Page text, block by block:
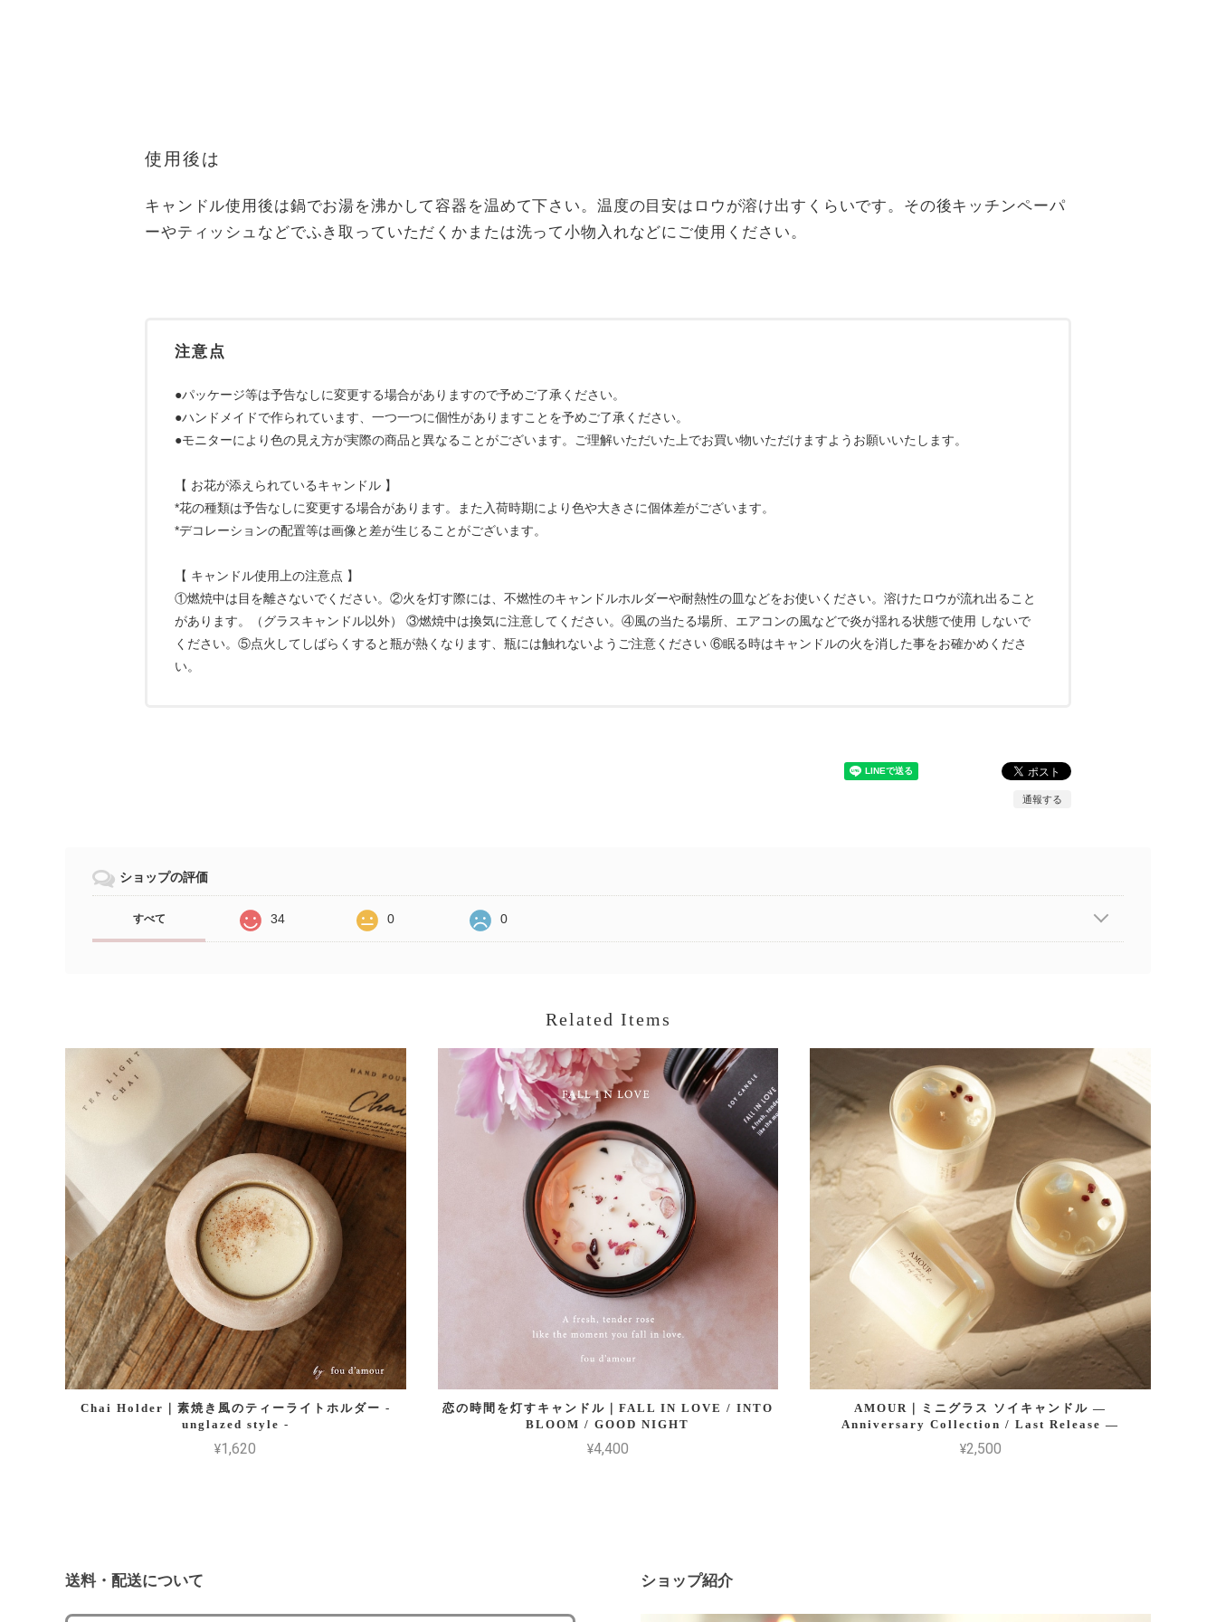
使用後は
キャンドル使用後は鍋でお湯を沸かして容器を温めて下さい。温度の目安はロウが溶け出すくらいです。その後キッチンペーパ
ーやティッシュなどでふき取っていただくかまたは洗って小物入れなどにご使用ください。
注意点
●パッケージ等は予告なしに変更する場合がありますので予めご了承ください。
●ハンドメイドで作られています、一つ一つに個性がありますことを予めご了承ください。
●モニターにより色の見え方が実際の商品と異なることがございます。ご理解いただいた上でお買い物いただけますようお願いいたします。
【 お花が添えられているキャンドル 】
*花の種類は予告なしに変更する場合があります。また入荷時期により色や大きさに個体差がございます。
*デコレーションの配置等は画像と差が生じることがございます。
【 キャンドル使用上の注意点 】
①燃焼中は目を離さないでください。②火を灯す際には、不燃性のキャンドルホルダーや耐熱性の皿などをお使いください。溶けたロウが流れ出ること
があります。（グラスキャンドル以外） ③燃焼中は換気に注意してください。④風の当たる場所、エアコンの風などで炎が揺れる状態で使用 しないで
ください。⑤点火してしばらくすると瓶が熱くなります、瓶には触れないようご注意ください ⑥眠る時はキャンドルの火を消した事をお確かめくださ
い。
通報する
ショップの評価
すべて 34 0 0
Related Items
Chai Holder｜素焼き風のティーライトホルダー -
unglazed style -
¥1,620
恋の時間を灯すキャンドル｜FALL IN LOVE / INTO
BLOOM / GOOD NIGHT
¥4,400
AMOUR｜ミニグラス ソイキャンドル —
Anniversary Collection / Last Release —
¥2,500
送料・配送について ショップ紹介